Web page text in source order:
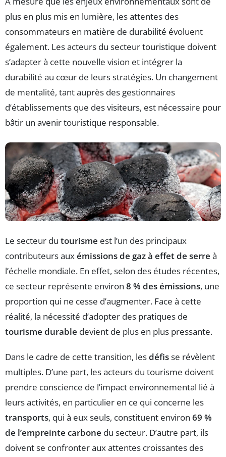
plus en plus mis en lumière, les attentes des
consommateurs en matière de durabilité évoluent
également. Les acteurs du secteur touristique doivent
s’adapter à cette nouvelle vision et intégrer la
durabilité au cœur de leurs stratégies. Un changement
de mentalité, tant auprès des gestionnaires
d’établissements que des visiteurs, est nécessaire pour
bâtir un avenir touristique responsable.
Le secteur du tourisme est l’un des principaux
contributeurs auxémissions de gaz à effet de serre à
l’échelle mondiale. En effet, selon des études récentes,
ce secteur représente environ 8 % des émissions, une
proportion qui ne cesse d’augmenter. Face à cette
réalité, la nécessité d’adopter des pratiques de
tourisme durable devient de plus en plus pressante.
Dans le cadre de cette transition, lesdéfisse révèlent
multiples. D’une part, les acteurs du tourisme doivent
prendre conscience de l’impact environnemental lié à
leurs activités, en particulier en ce qui concerne les
transports, qui à eux seuls, constituent environ 69 %
de l’empreinte carbone du secteur. D’autre part, ils
doivent se confronter aux attentes croissantes des